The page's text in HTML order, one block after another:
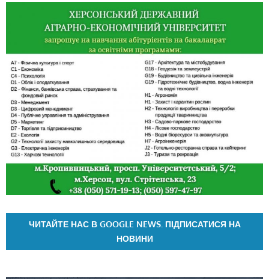
ЧИТАЙТЕ НАС В GOOGLE NEWS. ПІДПИСАТИСЯ НА
НОВИНИ